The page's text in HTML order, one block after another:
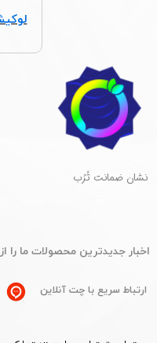
​نشان ضمانت تُرُب
​اخبار جدیدترین محصولات ما را
ارتباط سریع با چت آنلاین